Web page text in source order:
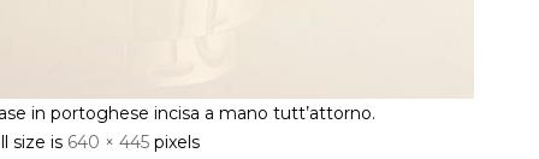
in portoghese incisa a mano tutt’attorno.
size is 640 × 445pixels